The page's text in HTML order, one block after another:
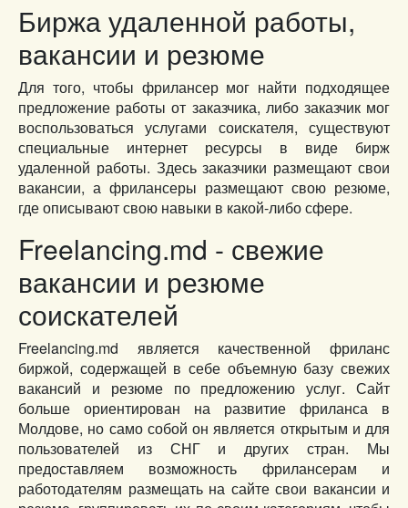
Биржа удаленной работы,
вакансии и резюме
Для того, чтобы фрилансер мог найти подходящее
предложение работы от заказчика, либо заказчик мог
воспользоваться услугами соискателя, существуют
специальные интернет ресурсы в виде бирж
удаленной работы. Здесь заказчики размещают свои
вакансии, а фрилансеры размещают свою резюме,
где описывают свою навыки в какой-либо сфере.
Freelancing.md - свежие
вакансии и резюме
соискателей
Freelancing.md является качественной фриланс
биржой, содержащей в себе объемную базу свежих
вакансий и резюме по предложению услуг. Сайт
больше ориентирован на развитие фриланса в
Молдове, но само собой он является открытым и для
пользователей из СНГ и других стран. Мы
предоставляем возможность фрилансерам и
работодателям размещать на сайте свои вакансии и